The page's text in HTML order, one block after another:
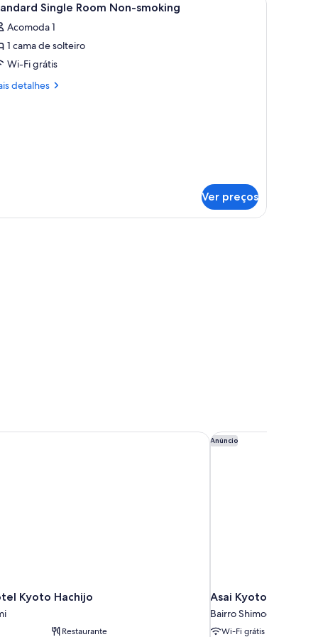
1 Single Room Non-smoking
Acomoda 1
1 cama de solteiro
Wi-Fi grátis
detalhes
Ver preços
abajur e televisão.
Kyoto Hachijo
Restaurante
Kyoto Hachijo Anúncio
Asai Kyoto Shijo
Bairro Shimogyo
Wi-Fi grátis
Asai Kyoto Shijo